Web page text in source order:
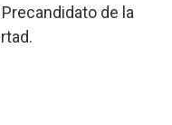
de la